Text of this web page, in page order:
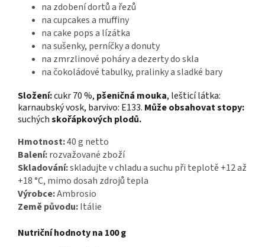
na zdobení dortů a řezů
na cupcakes a muffiny
na cake pops a lízátka
na sušenky, perníčky a donuty
na zmrzlinové poháry a dezerty do skla
na čokoládové tabulky, pralinky a sladké bary
Složení:cukr 70 %, pšeničná mouka, lešticí látka:
karnaubský vosk, barvivo: E133. Může obsahovat stopy:
suchýchskořápkových plodů.
Hmotnost:40 g netto
Balení:rozvažované zboží
Skladování:skladujte v chladu a suchu při teplotě +12 až
+18 °C, mimo dosah zdrojů tepla
Výrobce:Ambrosio
Země původu:Itálie
Nutriční hodnoty na 100 g